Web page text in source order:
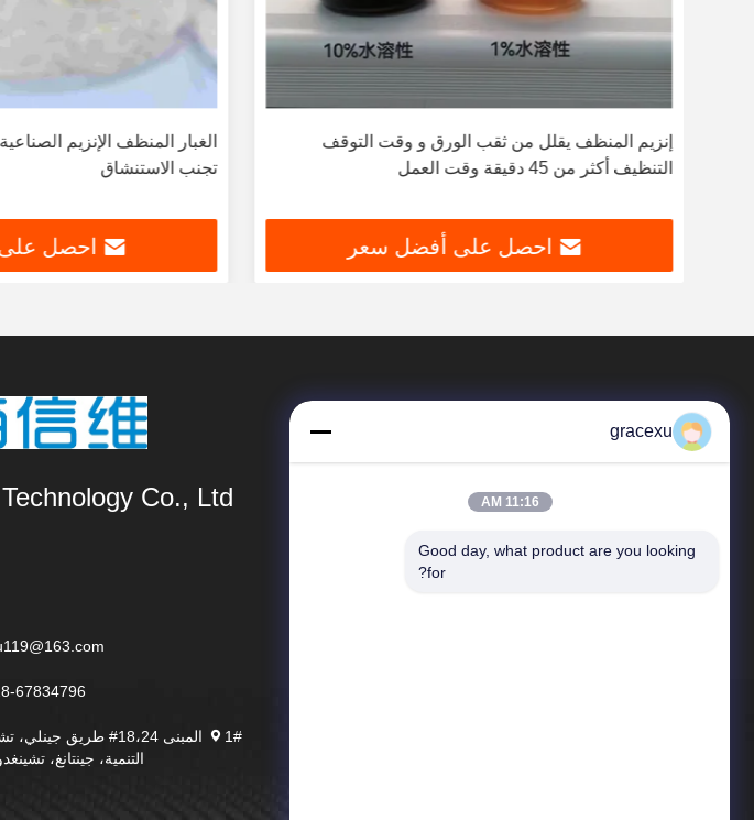
إنزيم المنظف يقلل من ثقب الورق و وقت التوقف
التنظيف أكثر من 45 دقيقة وقت العمل
احصل على أفضل سعر
الغبار المنظف الإنزيم
تجنب الاستنشاق
احصل
Co., Ltd.
المنتجات
67834796
1# المبنى 18،24# طريق
التنمية، جينتانغ،
gracexu
11:16 AM
Good day, what product are you looking
for?